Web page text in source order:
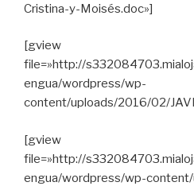
Cristina-y-Moisés.doc»]
[gview
file=»http://
engua/wordpress/wp-
content/uploads/2016/02/
[gview
file=»http://
engua/wordpress/wp-